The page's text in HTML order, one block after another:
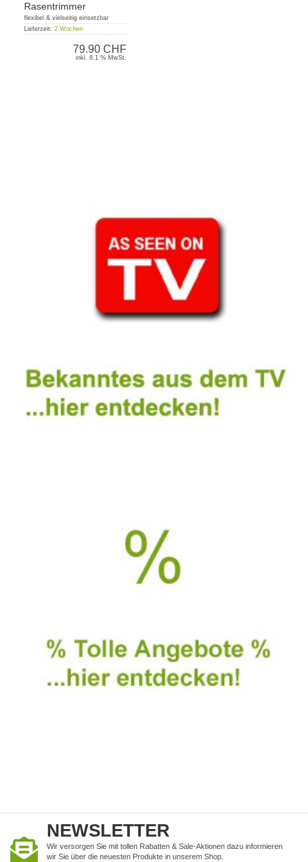
Rasentrimmer
flexibel & vielseitig einsetzbar
Lieferzeit: 2 Wochen
79.90 CHF
inkl. 8.1 % MwSt.
NEWSLETTER
Wir versorgen Sie mit tollen Rabatten & Sale-Aktionen dazu informieren
wir Sie über die neuesten Produkte in unserem Shop.